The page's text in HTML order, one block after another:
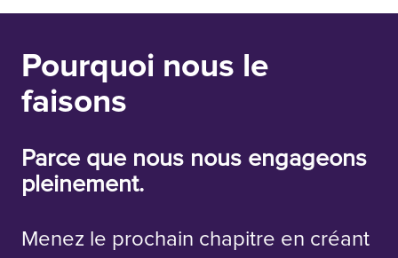
Pourquoi nous le
faisons
Parce que nous nous engageons
pleinement.
Menez le prochain chapitre en créant